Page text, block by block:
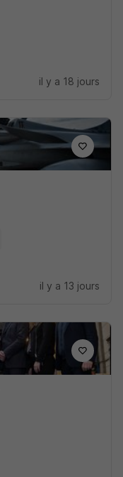
il y a 18 jours
il y a 13 jours